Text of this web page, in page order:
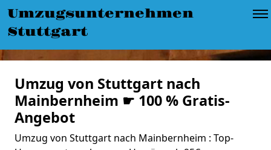
Umzugsunternehmen
Stuttgart
Umzug von Stuttgart nach
Mainbernheim ☛ 100 % Gratis-
Angebot
Umzug von Stuttgart nach Mainbernheim : Top-